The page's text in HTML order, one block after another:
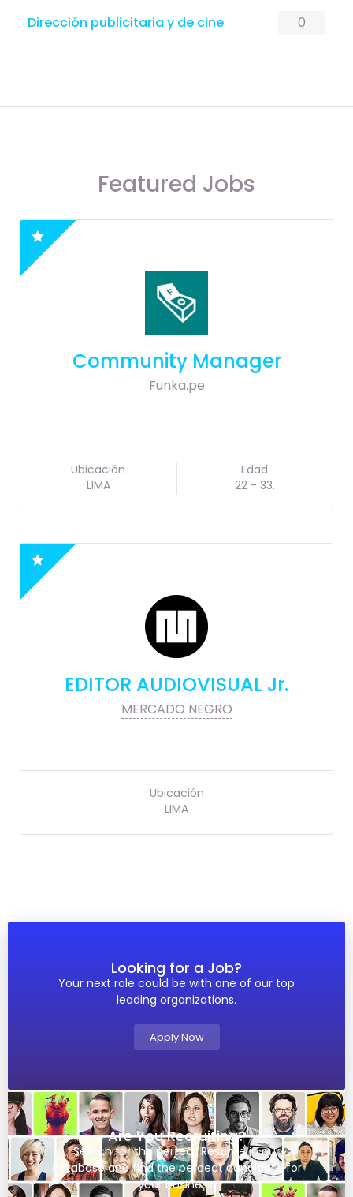
Dirección publicitaria y de cine
0
Featured Jobs
Community Manager
Funka.pe
Ubicación
LIMA
Edad
22 - 33.
EDITOR AUDIOVISUAL Jr.
MERCADO NEGRO
Ubicación
LIMA
Looking for a Job?
Your next role could be with one of our top
leading organizations.
Apply Now
Are You Recruiting?
Search for the perfect Resume in our
database and find the perdect candidate for
your business.